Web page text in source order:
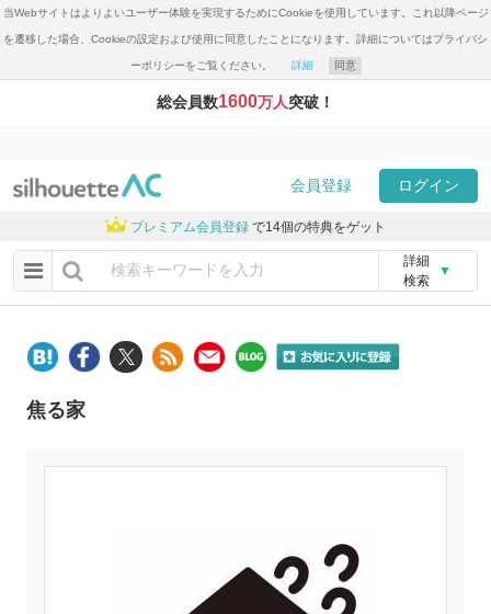
当Webサイトはよりよいユーザー体験を実現するためにCookieを使用しています。これ以降ページ
を遷移した場合、Cookieの設定および使用に同意したことになります。詳細についてはプライバシ
ーポリシーをご覧ください。 詳細 同意
総会員数1600万人突破！
会員登録 ログイン
プレミアム会員登録 で14個の特典をゲット
詳細
検索
▼
焦る家